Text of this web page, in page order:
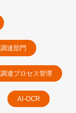
達部門
達プロセス管理
AI-OCR